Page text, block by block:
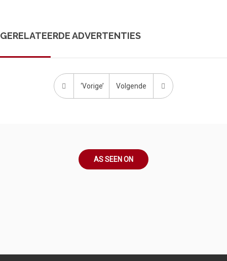
GERELATEERDE ADVERTENTIES
‘Vorige’ Volgende
AS SEEN ON